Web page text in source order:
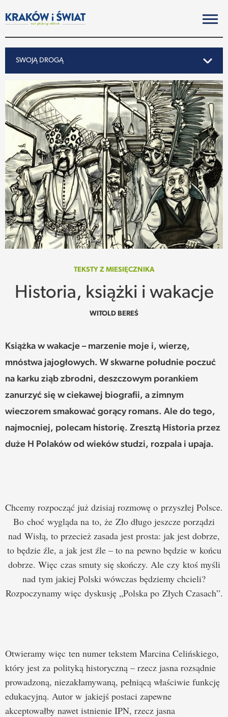
SWOJĄ DROGĄ
SWOJĄ DROGĄ
REPORTAŻ
NOTY ZE ŚWIATA
PO KRAKOSKU
MIASTO
SUBIEKTYWNIE
SPOTKANIE
REKOMENDACJE
SŁOWO
FELIETONY
TEKSTY Z MIESIĘCZNIKA
PODCAST
TEKSTY Z MIESIĘCZNIKA
Historia, książki i wakacje
WITOLD BEREŚ
Książka w wakacje – marzenie moje i, wierzę,
mnóstwa jajogłowych. W skwarne południe poczuć
na karku ziąb zbrodni, deszczowym porankiem
zanurzyć się w ciekawej biografii, a zimnym
wieczorem smakować gorący romans. Ale do tego,
najmocniej, polecam historię. Zresztą Historia przez
duże H Polaków od wieków studzi, rozpala i upaja.
Chcemy rozpocząć już dzisiaj rozmowę o przyszłej Polsce.
Bo choć wygląda na to, że Zło długo jeszcze porządzi
nad Wisłą, to przecież zasada jest prosta: jak jest dobrze,
to będzie źle, a jak jest źle – to na pewno będzie w końcu
dobrze. Więc czas smuty się skończy. Ale czy ktoś myśli
nad tym jakiej Polski wówczas będziemy chcieli?
Rozpoczynamy więc dyskusję „Polska po Złych Czasach”.
Otwieramy więc ten numer tekstem Marcina Celińskiego,
który jest za polityką historyczną – rzecz jasna rozsądnie
prowadzoną, niezakłamywaną, pełniącą właściwie funkcję
edukacyjną. Autor w jakiejś postaci zapewne
akceptowałby nawet istnienie IPN, rzecz jasna